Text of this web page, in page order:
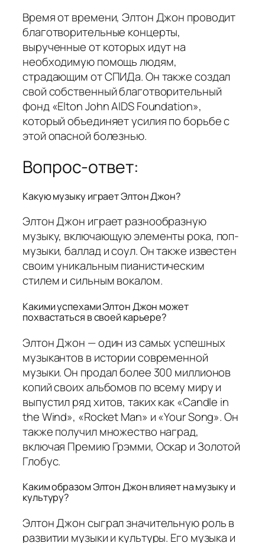
Время от времени, Элтон Джон проводит
благотворительные концерты,
вырученные от которых идут на
необходимую помощь людям,
страдающим от СПИДа. Он также создал
свой собственный благотворительный
фонд «Elton John AIDS Foundation»,
который объединяет усилия по борьбе с
этой опасной болезнью.
Вопрос-ответ:
Какую музыку играет Элтон Джон?
Элтон Джон играет разнообразную
музыку, включающую элементы рока, поп-
музыки, баллад и соул. Он также известен
своим уникальным пианистическим
стилем и сильным вокалом.
Какими успехами Элтон Джон может
похвастаться в своей карьере?
Элтон Джон — один из самых успешных
музыкантов в истории современной
музыки. Он продал более 300 миллионов
копий своих альбомов по всему миру и
выпустил ряд хитов, таких как «Candle in
the Wind», «Rocket Man» и «Your Song». Он
также получил множество наград,
включая Премию Грэмми, Оскар и Золотой
Глобус.
Каким образом Элтон Джон влияет на музыку и
культуру?
Элтон Джон сыграл значительную роль в
развитии музыки и культуры. Его музыка и